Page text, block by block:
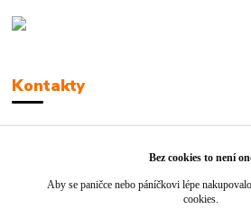
Kontakty
info@jackie-shop.cz
Bez cookies to není
Aby se paničce nebo páníčkovi lépe
cookies.